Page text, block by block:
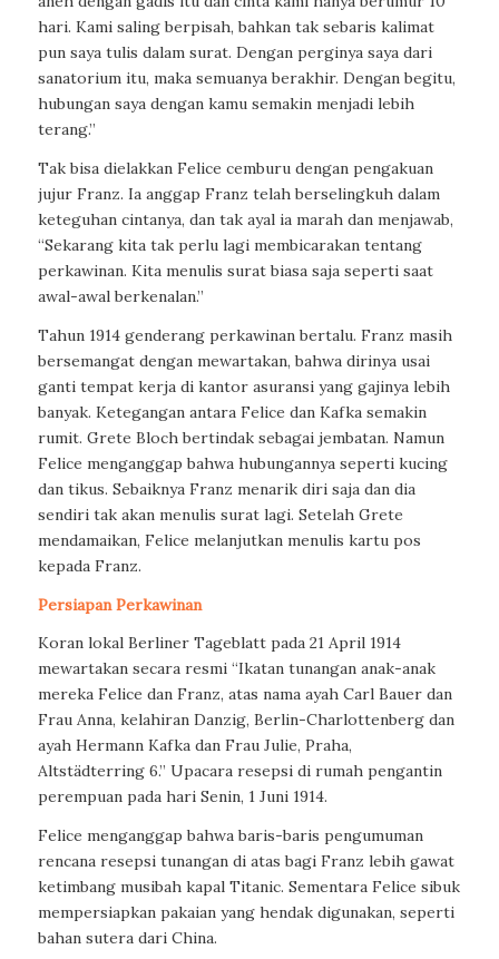
hari. Kami saling berpisah, bahkan tak sebaris kalimat
pun saya tulis dalam surat. Dengan perginya saya dari
sanatorium itu, maka semuanya berakhir. Dengan begitu,
hubungan saya dengan kamu semakin menjadi lebih
terang.”
Tak bisa dielakkan Felice cemburu dengan pengakuan
jujur Franz. Ia anggap Franz telah berselingkuh dalam
keteguhan cintanya, dan tak ayal ia marah dan menjawab,
“Sekarang kita tak perlu lagi membicarakan tentang
perkawinan. Kita menulis surat biasa saja seperti saat
awal-awal berkenalan.”
Tahun 1914 genderang perkawinan bertalu. Franz masih
bersemangat dengan mewartakan, bahwa dirinya usai
ganti tempat kerja di kantor asuransi yang gajinya lebih
banyak. Ketegangan antara Felice dan Kafka semakin
rumit. Grete Bloch bertindak sebagai jembatan. Namun
Felice menganggap bahwa hubungannya seperti kucing
dan tikus. Sebaiknya Franz menarik diri saja dan dia
sendiri tak akan menulis surat lagi. Setelah Grete
mendamaikan, Felice melanjutkan menulis kartu pos
kepada Franz.
Persiapan Perkawinan
Koran lokal Berliner Tageblattpada 21 April 1914
mewartakan secara resmi “Ikatan tunangan anak-anak
mereka Felice dan Franz, atas nama ayah Carl Bauer dan
Frau Anna, kelahiran Danzig, Berlin-Charlottenberg dan
ayah Hermann Kafka dan Frau Julie, Praha,
Altstädterring 6.” Upacara resepsi di rumah pengantin
perempuan pada hari Senin, 1 Juni 1914.
Felice menganggap bahwa baris-baris pengumuman
rencana resepsi tunangan di atas bagi Franz lebih gawat
ketimbang musibah kapal Titanic. Sementara Felice sibuk
mempersiapkan pakaian yang hendak digunakan, seperti
bahan sutera dari China.